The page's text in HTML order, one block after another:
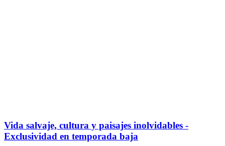
Vida salvaje, cultura y paisajes inolvidables -
Exclusividad en temporada baja